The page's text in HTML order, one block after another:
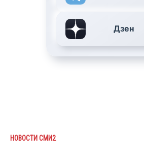
Дзен
НОВОСТИ СМИ2